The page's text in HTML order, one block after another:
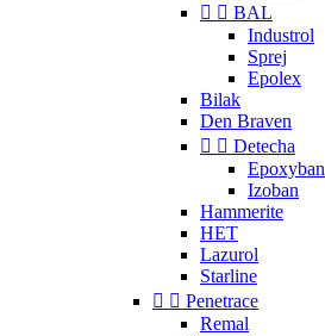
  BAL
Industrol
Sprej
Epolex
Bilak
Den Braven
  Detecha
Epoxyban
Izoban
Hammerite
HET
Lazurol
Starline
  Penetrace
Remal